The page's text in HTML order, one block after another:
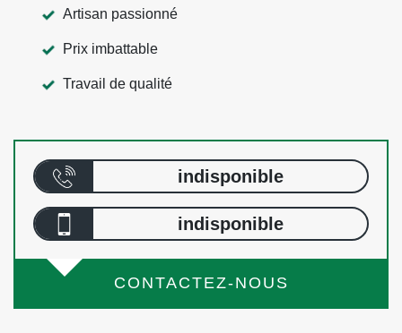
Artisan passionné
Prix imbattable
Travail de qualité
indisponible
indisponible
CONTACTEZ-NOUS